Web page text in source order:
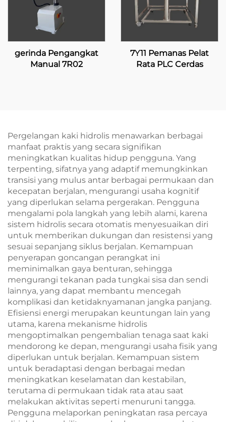
gerinda Pengangkat
Manual 7R02
7Y11 Pemanas Pelat
Rata PLC Cerdas
Pergelangan kaki hidrolis menawarkan berbagai
manfaat praktis yang secara signifikan
meningkatkan kualitas hidup pengguna. Yang
terpenting, sifatnya yang adaptif memungkinkan
transisi yang mulus antar berbagai permukaan dan
kecepatan berjalan, mengurangi usaha kognitif
yang diperlukan selama pergerakan. Pengguna
mengalami pola langkah yang lebih alami, karena
sistem hidrolis secara otomatis menyesuaikan diri
untuk memberikan dukungan dan resistensi yang
sesuai sepanjang siklus berjalan. Kemampuan
penyerapan goncangan perangkat ini
meminimalkan gaya benturan, sehingga
mengurangi tekanan pada tungkai sisa dan sendi
lainnya, yang dapat membantu mencegah
komplikasi dan ketidaknyamanan jangka panjang.
Efisiensi energi merupakan keuntungan lain yang
utama, karena mekanisme hidrolis
mengoptimalkan pengembalian tenaga saat kaki
mendorong ke depan, mengurangi usaha fisik yang
diperlukan untuk berjalan. Kemampuan sistem
untuk beradaptasi dengan berbagai medan
meningkatkan keselamatan dan kestabilan,
terutama di permukaan tidak rata atau saat
melakukan aktivitas seperti menuruni tangga.
Pengguna melaporkan peningkatan rasa percaya